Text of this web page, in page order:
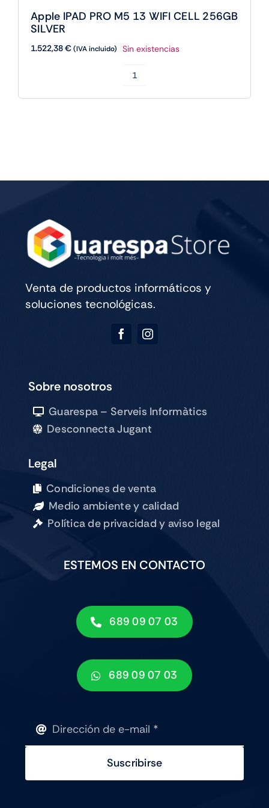
Apple IPAD PRO M5 13 WIFI CELL 256GB
SILVER
1.522,38€(IVA incluido) Sin existencias
IPAD
CELL
Venta de productos informáticos y
soluciones tecnológicas.
Sobre nosotros
Guarespa – Serveis Informàtics
Desconnecta Jugant
Legal
Condiciones de venta
Medio ambiente y calidad
Política de privacidad y aviso legal
ESTEMOS EN CONTACTO
689 09 07 03
689 09 07 03
Suscribirse